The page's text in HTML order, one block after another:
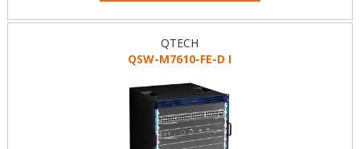
QTECH
QSW-M7610-FE-D I